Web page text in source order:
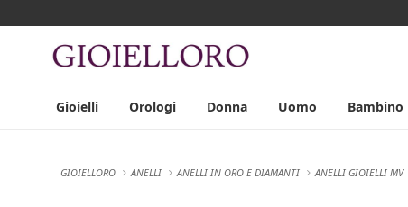
Gioielli Orologi Donna Uomo Bambino
GIOIELLORO ANELLI ANELLI IN ORO E DIAMANTI ANELLI GIOIELLI MV